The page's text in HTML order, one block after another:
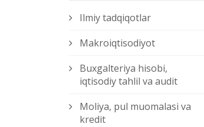
Ilmiy tadqiqotlar
Makroiqtisodiyot
Buxgalteriya hisobi,
iqtisodiy tahlil va audit
Moliya, pul muomalasi va
kredit